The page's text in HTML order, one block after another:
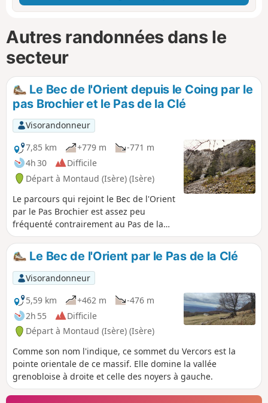
Autres randonnées dans le
secteur
Le Bec de l'Orient depuis le Coing par le
pas Brochier et le Pas de la Clé
Visorandonneur
7,85 km
+779 m
-771 m
4h 30
Difficile
Départ à Montaud (Isère) (Isère)
Le parcours qui rejoint le Bec de l'Orient
par le Pas Brochier est assez peu
fréquenté contrairement au Pas de la
Clé que l'on empruntera au retour. Cette
randonnée bien que de moyenne
altitude, s'effectuant en pleine forêt sur
le versant Nord de la barrière du
Vercors, reste agréable même en pleine
canicule. Du belvédère de la croix du
Bec de l'Orient on essayera de deviner
son cheminement à travers bois et la
montée au Pas Brochier. Itinéraire
comportant des passages aériens
pouvant incommoder les personnes
sujettes au vertige, à éviter
impérativement par temps humide en
Le Bec de l'Orient par le Pas de la Clé
Visorandonneur
5,59 km
+462 m
-476 m
2h 55
Difficile
Départ à Montaud (Isère) (Isère)
Comme son nom l'indique, ce sommet du Vercors est la
pointe orientale de ce massif. Elle domine la vallée
grenobloise à droite et celle des noyers à gauche.